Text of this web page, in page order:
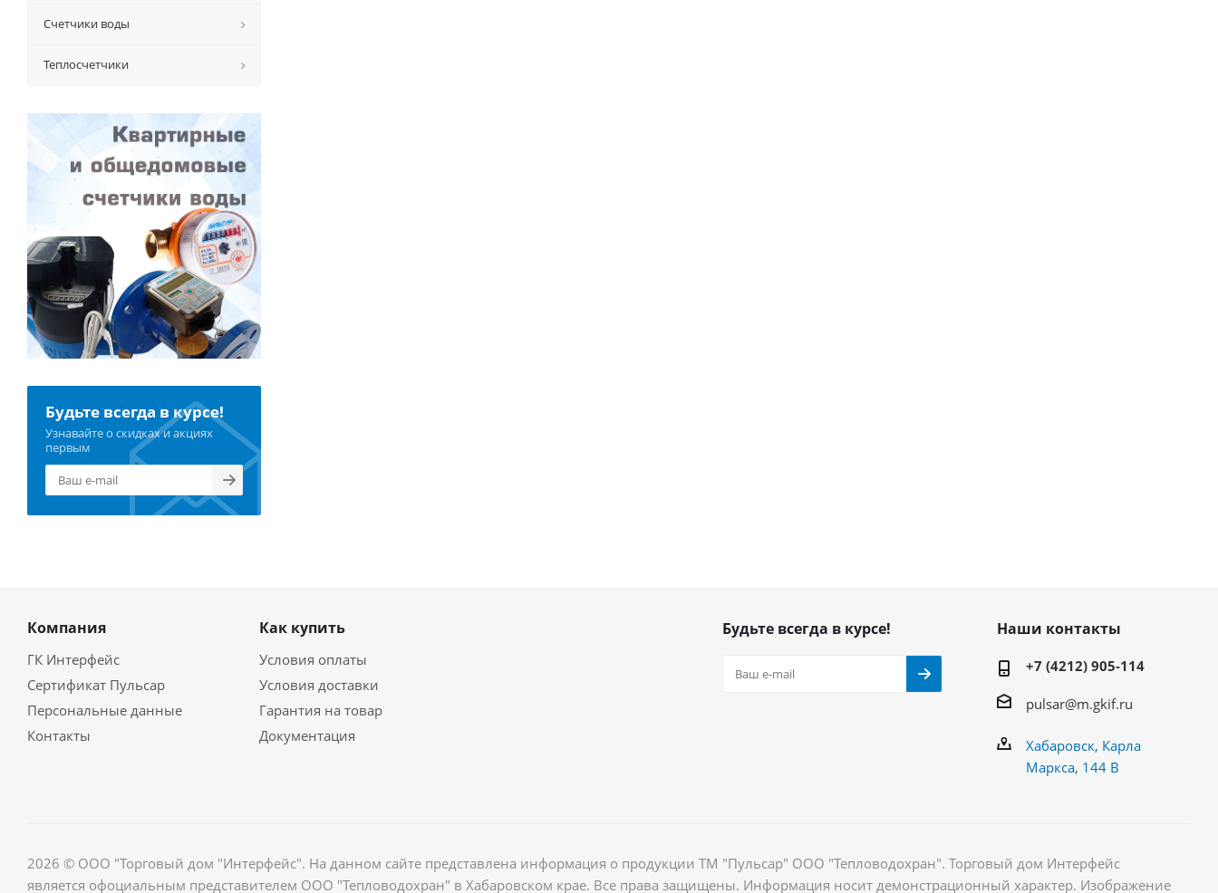
Счетчики воды
Теплосчетчики
Будьте всегда в курсе!
Узнавайте о скидках и акциях
первым
Компания
ГК Интерфейс
Сертификат Пульсар
Персональные данные
Контакты
Как купить
Условия оплаты
Условия доставки
Гарантия на товар
Документация
Будьте всегда в курсе! Наши контакты
+7 (4212) 905-114
pulsar@m.gkif.ru
Хабаровск, Карла
Маркса, 144 В
2026 © ООО "Торговый дом "Интерфейс". На данном сайте представлена информация о продукции ТМ "Пульсар" ООО "Тепловодохран". Торговый дом Интерфейс
является офоциальным представителем ООО "Тепловодохран" в Хабаровском крае. Все права защищены. Информация носит демонстрационный характер. Изображение